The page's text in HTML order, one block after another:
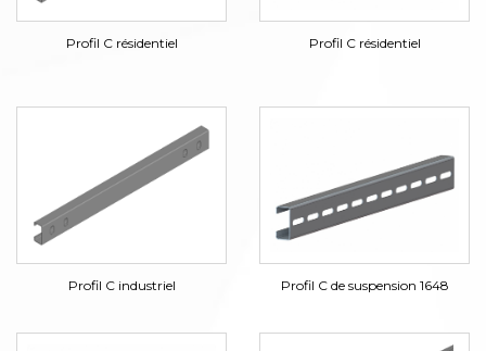
Profil C résidentiel Profil C résidentiel
Profil C industriel Profil C de suspension 1648